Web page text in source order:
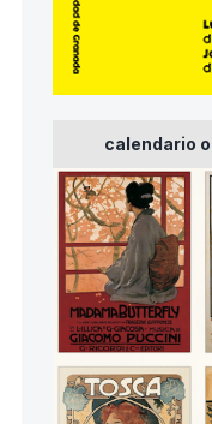
calendario